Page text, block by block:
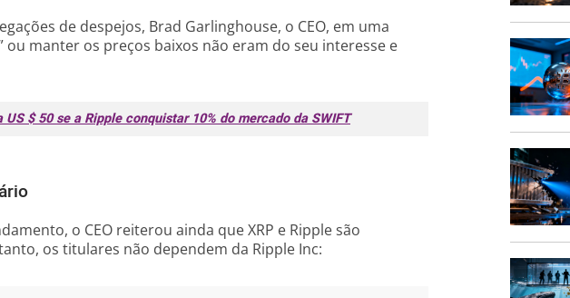
de despejos, Brad Garlinghouse, o CEO, em uma
ou manter os preços baixos não eram do seu interesse e
US $ 50 se a Ripple conquistar 10% do mercado da SWIFT
o CEO reiterou ainda que XRP e Ripple são
os titulares não dependem da Ripple Inc: